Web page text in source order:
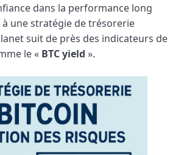
dans la performance long
une stratégie de trésorerie
suit de près des indicateurs de
le « BTC yield ».